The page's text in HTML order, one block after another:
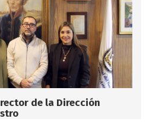
de la Dirección